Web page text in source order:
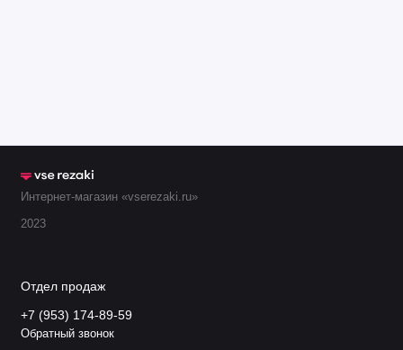
Интернет-магазин «vserezaki.ru»
2023
Отдел продаж
+7 (953) 174-89-59
Обратный звонок